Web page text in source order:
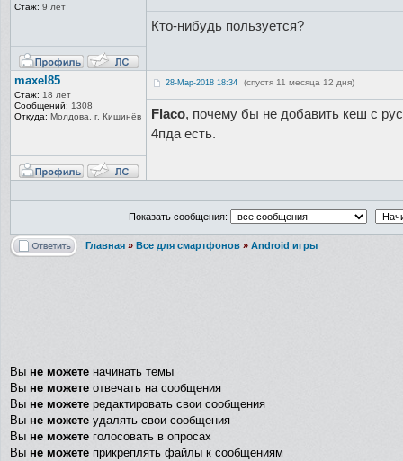
Стаж: 9 лет
Кто-нибудь пользуется?
maxel85
Стаж: 18 лет
Сообщений: 1308
Откуда: Молдова, г. Кишинёв
28-Мар-2018 18:34 (спустя 11 месяца 12 дня)
Flaco, почему бы не добавить кеш с
4пда есть.
Показать сообщения:
Главная » Все для смартфонов » Android игры
Вы не можете начинать темы
Вы не можете отвечать на сообщения
Вы не можете редактировать свои сообщения
Вы не можете удалять свои сообщения
Вы не можете голосовать в опросах
Вы не можете прикреплять файлы к сообщениям